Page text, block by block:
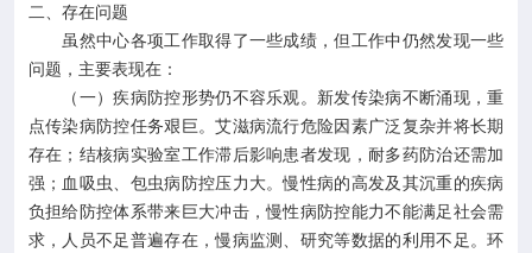
二、存在问题
虽然中心各项工作取得了一些成绩，但工作中仍然发现一些
问题，主要表现在：
（一）疾病防控形势仍不容乐观。新发传染病不断涌现，重
点传染病防控任务艰巨。艾滋病流行危险因素广泛复杂并将长期
存在；结核病实验室工作滞后影响患者发现，耐多药防治还需加
强；血吸虫、包虫病防控压力大。慢性病的高发及其沉重的疾病
负担给防控体系带来巨大冲击，慢性病防控能力不能满足社会需
求，人员不足普遍存在，慢病监测、研究等数据的利用不足。环